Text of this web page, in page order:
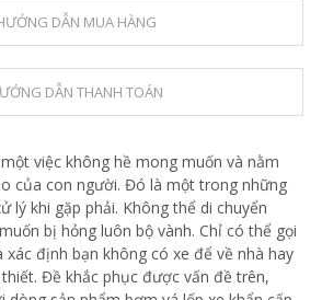
DẪN MUA HÀNG
DẪN THANH TOÁN
việc không hề mong muốn và nằm
của con người. Đó là một trong những
lý khi gặp phải. Không thể di chuyển
bị hỏng luôn bộ vành. Chỉ có thể gọi
xác định bạn không có xe để về nhà hay
Đề khắc phục được vấn đề trên,